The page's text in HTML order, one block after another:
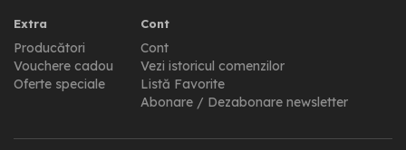
Extra
Producători
Vouchere cadou
Oferte speciale
Cont
Cont
Vezi istoricul comenzilor
Listă Favorite
Abonare / Dezabonare newsletter